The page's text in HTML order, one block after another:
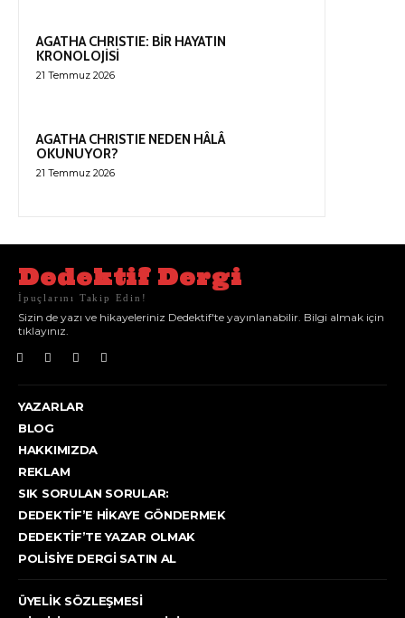
AGATHA CHRISTIE: BİR HAYATIN
KRONOLOJİSİ
21 Temmuz 2026
AGATHA CHRISTIE NEDEN HÂLÂ
OKUNUYOR?
21 Temmuz 2026
Dedektif Dergi
İpuçlarını Takip Edin!
Sizin de yazı ve hikayeleriniz Dedektif'te yayınlanabilir. Bilgi almak için
tıklayınız.
YAZARLAR
BLOG
HAKKIMIZDA
REKLAM
SIK SORULAN SORULAR:
DEDEKTIF’E HIKAYE GÖNDERMEK
DEDEKTIF’TE YAZAR OLMAK
POLISIYE DERGI SATIN AL
ÜYELIK SÖZLEŞMESI